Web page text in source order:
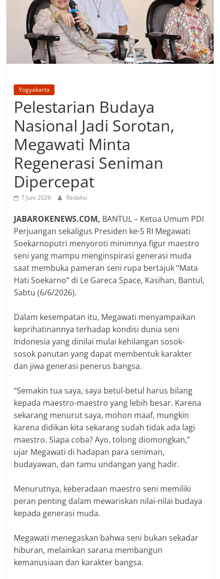
Yogyakarta
Pelestarian Budaya
Nasional Jadi Sorotan,
Megawati Minta
Regenerasi Seniman
Dipercepat
7 Juni 2026 Redaksi
JABAROKENEWS.COM, ‎BANTUL – Ketua Umum PDI
Perjuangan sekaligus Presiden ke-5 RI Megawati
Soekarnoputri menyoroti minimnya figur maestro
seni yang mampu menginspirasi generasi muda
saat membuka pameran seni rupa bertajuk “Mata
Hati Soekarno” di Le Gareca Space, Kasihan, Bantul,
Sabtu (6/6/2026).
Dalam kesempatan itu, Megawati menyampaikan
keprihatinannya terhadap kondisi dunia seni
Indonesia yang dinilai mulai kehilangan sosok-
sosok panutan yang dapat membentuk karakter
dan jiwa generasi penerus bangsa.
“Semakin tua saya, saya betul-betul harus bilang
kepada maestro-maestro yang lebih besar. Karena
sekarang menurut saya, mohon maaf, mungkin
karena didikan kita sekarang sudah tidak ada lagi
maestro. Siapa coba? Ayo, tolong diomongkan,”
ujar Megawati di hadapan para seniman,
budayawan, dan tamu undangan yang hadir.
Menurutnya, keberadaan maestro seni memiliki
peran penting dalam mewariskan nilai-nilai budaya
kepada generasi muda.
Megawati menegaskan bahwa seni bukan sekadar
hiburan, melainkan sarana membangun
kemanusiaan dan karakter bangsa.